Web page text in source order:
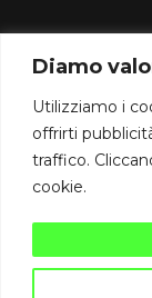
Diamo
Utilizziamo i
offrirti
traffico.
cookie.